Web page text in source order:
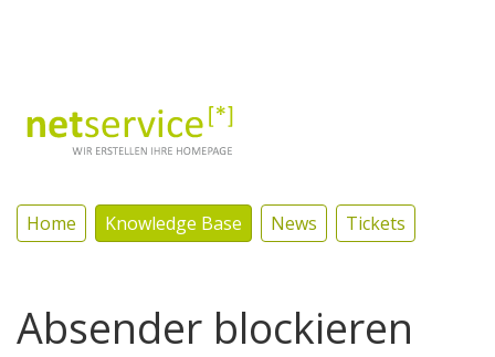
Home Knowledge Base News Tickets
Absender blockieren